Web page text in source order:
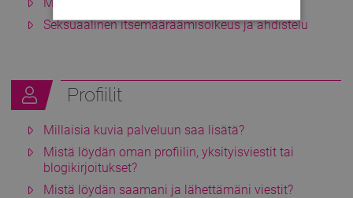
Seksuaalinen itsemääräämisoikeus ja ahdistelu
Profiilit
Millaisia kuvia palveluun saa lisätä?
Mistä löydän oman profiilin, yksityisviestit tai
blogikirjoitukset?
Mistä löydän saamani ja lähettämäni viestit?